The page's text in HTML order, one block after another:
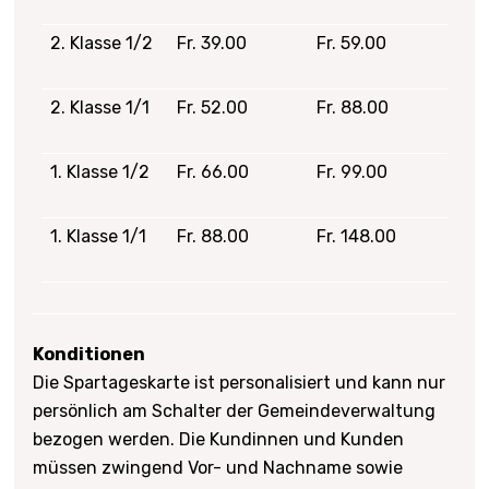
2. Klasse 1/2 Fr. 39.00 Fr. 59.00
2. Klasse 1/1 Fr. 52.00 Fr. 88.00
1. Klasse 1/2 Fr. 66.00 Fr. 99.00
1. Klasse 1/1 Fr. 88.00 Fr. 148.00
Konditionen
Die Spartageskarte ist personalisiert und kann nur
persönlich am Schalter der Gemeindeverwaltung
bezogen werden. Die Kundinnen und Kunden
müssen zwingend Vor- und Nachname sowie